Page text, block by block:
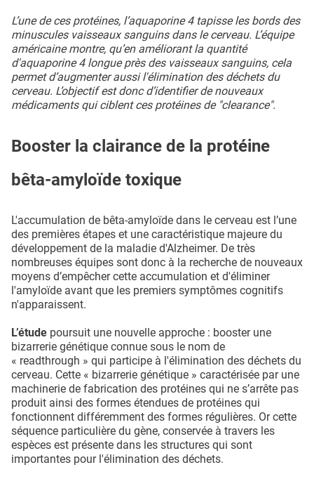
L’une de ces protéines, l’aquaporine 4 tapisse les bords des
minuscules vaisseaux sanguins dans le cerveau. L’équipe
américaine montre, qu’en améliorant la quantité
d'aquaporine 4 longue près des vaisseaux sanguins, cela
permet d’augmenter aussi l'élimination des déchets du
cerveau. L’objectif est donc d’identifier de nouveaux
médicaments qui ciblent ces protéines de "clearance".
Booster la clairance de la protéine
bêta-amyloïde toxique
L'accumulation de bêta-amyloïde dans le cerveau est l’une
des premières étapes et une caractéristique majeure du
développement de la maladie d'Alzheimer. De très
nombreuses équipes sont donc à la recherche de nouveaux
moyens d’empêcher cette accumulation et d'éliminer
l'amyloïde avant que les premiers symptômes cognitifs
n'apparaissent.
L’étude poursuit une nouvelle approche : booster une
bizarrerie génétique connue sous le nom de
« readthrough » qui participe à l'élimination des déchets du
cerveau. Cette « bizarrerie génétique » caractérisée par une
machinerie de fabrication des protéines qui ne s’arrête pas
produit ainsi des formes étendues de protéines qui
fonctionnent différemment des formes régulières. Or cette
séquence particulière du gène, conservée à travers les
espèces est présente dans les structures qui sont
importantes pour l'élimination des déchets.